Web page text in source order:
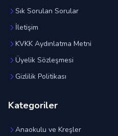
Sık Sorulan Sorular
İletişim
KVKK Aydınlatma Metni
Üyelik Sözleşmesi
Gizlilik Politikası
Kategoriler
Anaokulu ve Kreşler